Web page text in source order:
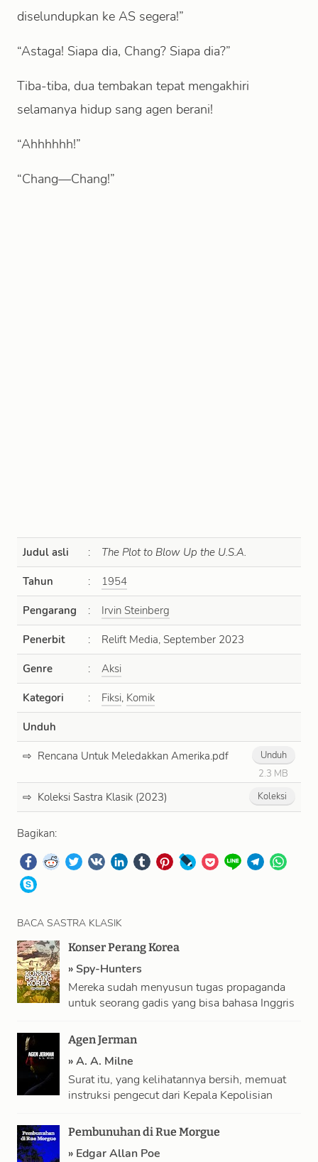
diselundupkan ke AS segera!”
“Astaga! Siapa dia, Chang? Siapa dia?”
Tiba-tiba, dua tembakan tepat mengakhiri
selamanya hidup sang agen berani!
“Ahhhhhh!”
“Chang—Chang!”
Judul asli : The Plot to Blow Up the U.S.A.
Tahun : 1954
Pengarang : Irvin Steinberg
Penerbit : Relift Media, September 2023
Genre : Aksi
Kategori : Fiksi, Komik
Unduh
Unduh
2.3 MB
Rencana Untuk Meledakkan Amerika.pdf
Koleksi
Koleksi Sastra Klasik (2023)
Bagikan:
BACA SASTRA KLASIK
Konser Perang Korea
»Spy-Hunters
Mereka sudah menyusun tugas propaganda
untuk seorang gadis yang bisa bahasa Inggris
menirukan dusta khas …
Agen Jerman
»A. A. Milne
Surat itu, yang kelihatannya bersih, memuat
instruksi pengecut dari Kepala Kepolisian
dengan sandi alfabetis yang …
Pembunuhan di Rue Morgue
» Edgar Allan Poe